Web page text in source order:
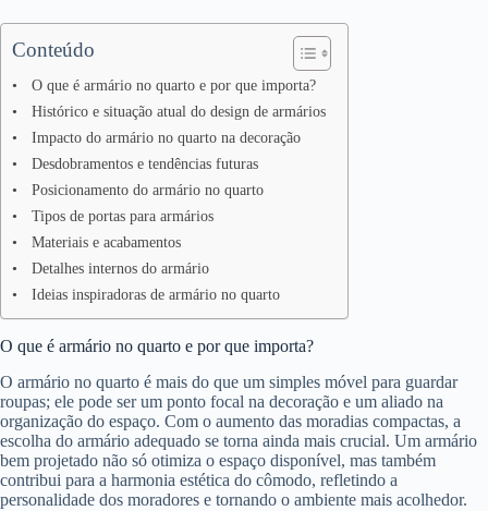
Conteúdo
O que é armário no quarto e por que importa?
Histórico e situação atual do design de armários
Impacto do armário no quarto na decoração
Desdobramentos e tendências futuras
Posicionamento do armário no quarto
Tipos de portas para armários
Materiais e acabamentos
Detalhes internos do armário
Ideias inspiradoras de armário no quarto
O que é armário no quarto e por que importa?
O armário no quarto é mais do que um simples móvel para guardar
roupas; ele pode ser um ponto focal na decoração e um aliado na
organização do espaço. Com o aumento das moradias compactas, a
escolha do armário adequado se torna ainda mais crucial. Um armário
bem projetado não só otimiza o espaço disponível, mas também
contribui para a harmonia estética do cômodo, refletindo a
personalidade dos moradores e tornando o ambiente mais acolhedor.